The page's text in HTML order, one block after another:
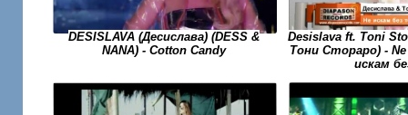
DESISLAVA (Десислава) (DESS &
NANA) - Cotton Candy
Desislava ft. Toni
Тони Стораро) -
искам